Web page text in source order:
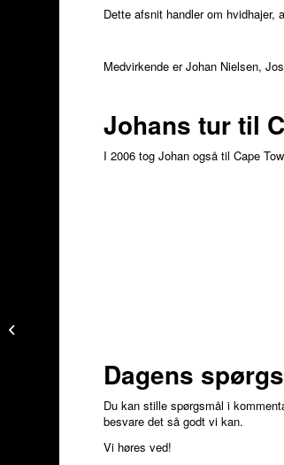
Dette afsnit handler om
Medvirkende er Johan Nielsen,
Johans tur til
I 2006 tog Johan også til Cape
Dagens
Du kan stille spørgsmål i
besvare det så godt vi kan.
Vi høres ved!